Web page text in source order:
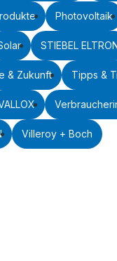
Photovoltaik
STIEBEL
& Zukunft Tipps &
Villeroy + Boch